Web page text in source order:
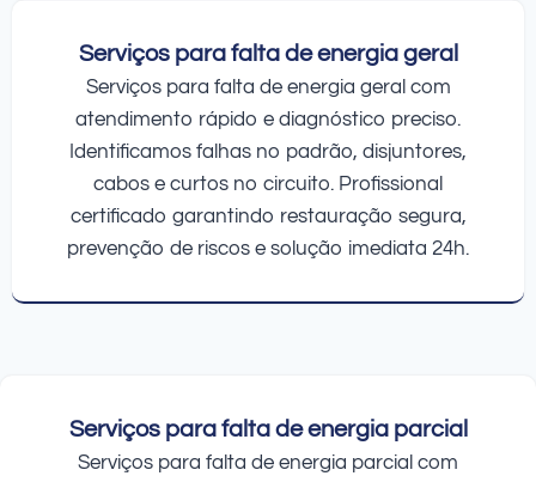
Serviços para falta de energia geral
Serviços para falta de energia geral com
atendimento rápido e diagnóstico preciso.
Identificamos falhas no padrão, disjuntores,
cabos e curtos no circuito. Profissional
certificado garantindo restauração segura,
prevenção de riscos e solução imediata 24h.
Serviços para falta de energia parcial
Serviços para falta de energia parcial com